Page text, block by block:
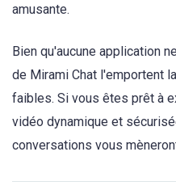
amusante.
Bien qu'aucune application
de Mirami Chat l'emportent
faibles. Si vous êtes prêt à
vidéo dynamique et
conversations vous